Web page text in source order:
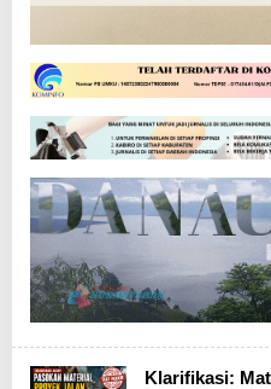
Klarifikasi: